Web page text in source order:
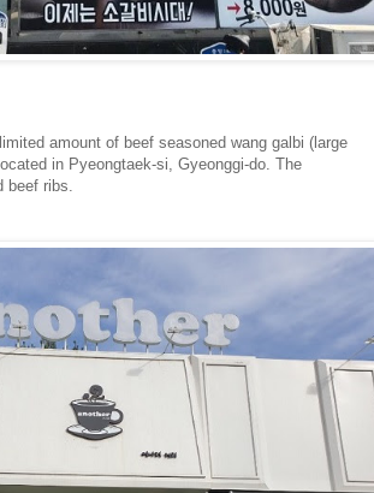
amount of beef seasoned wang galbi (large
in Pyeongtaek-si, Gyeonggi-do. The
beef ribs.